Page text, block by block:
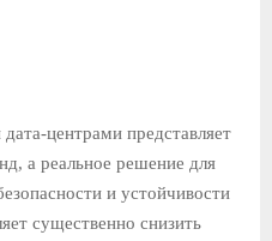
центрами представляет
а реальное решение для
и устойчивости
существенно снизить